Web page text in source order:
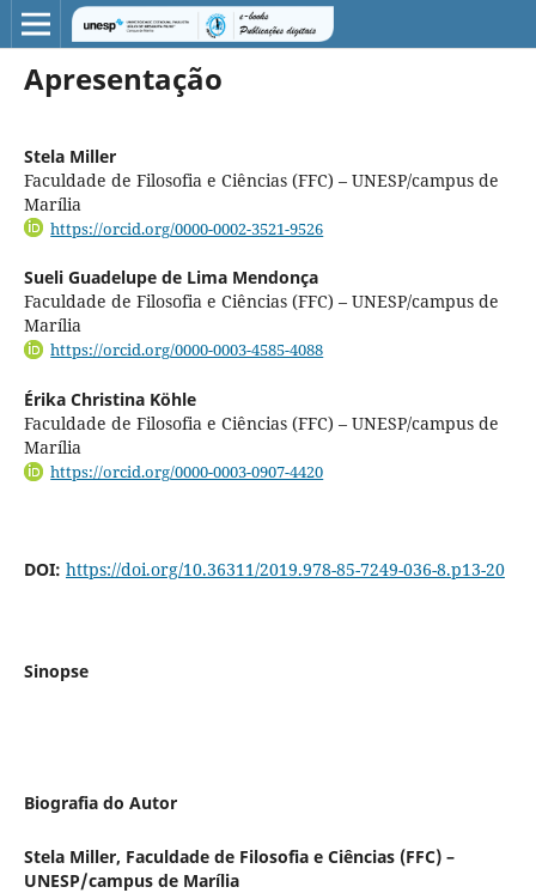
Apresentação
Stela Miller
Faculdade de Filosofia e Ciências (FFC) – UNESP/campus de
Marília
https://orcid.org/0000-0002-3521-9526
Sueli Guadelupe de Lima Mendonça
Faculdade de Filosofia e Ciências (FFC) – UNESP/campus de
Marília
https://orcid.org/0000-0003-4585-4088
Érika Christina Köhle
Faculdade de Filosofia e Ciências (FFC) – UNESP/campus de
Marília
https://orcid.org/0000-0003-0907-4420
DOI: https://doi.org/10.36311/2019.978-85-7249-036-8.p13-20
Sinopse
Biografia do Autor
Stela Miller, Faculdade de Filosofia e Ciências (FFC) –
UNESP/campus de Marília